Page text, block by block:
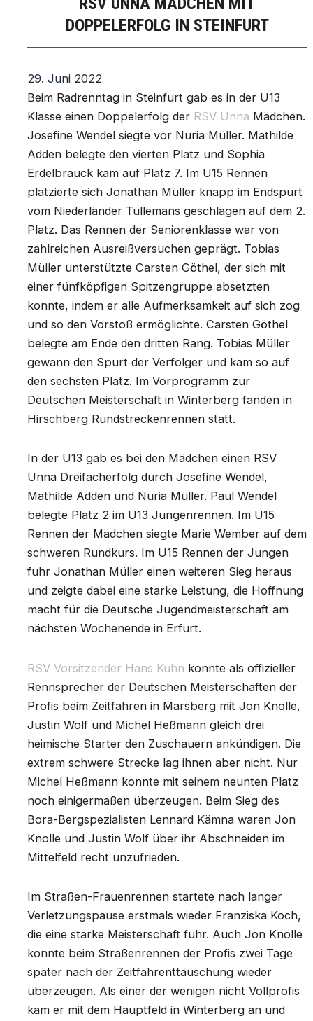
DOPPELERFOLG IN STEINFURT
29. Juni 2022
Beim Radrenntag in Steinfurt gab es in der U13
Klasse einen Doppelerfolg der RSV Unna Mädchen.
Josefine Wendel siegte vor Nuria Müller. Mathilde
Adden belegte den vierten Platz und Sophia
Erdelbrauck kam auf Platz 7. Im U15 Rennen
platzierte sich Jonathan Müller knapp im Endspurt
vom Niederländer Tullemans geschlagen auf dem 2.
Platz. Das Rennen der Seniorenklasse war von
zahlreichen Ausreißversuchen geprägt. Tobias
Müller unterstützte Carsten Göthel, der sich mit
einer fünfköpfigen Spitzengruppe absetzten
konnte, indem er alle Aufmerksamkeit auf sich zog
und so den Vorstoß ermöglichte. Carsten Göthel
belegte am Ende den dritten Rang. Tobias Müller
gewann den Spurt der Verfolger und kam so auf
den sechsten Platz. Im Vorprogramm zur
Deutschen Meisterschaft in Winterberg fanden in
Hirschberg Rundstreckenrennen statt.
In der U13 gab es bei den Mädchen einen RSV
Unna Dreifacherfolg durch Josefine Wendel,
Mathilde Adden und Nuria Müller. Paul Wendel
belegte Platz 2 im U13 Jungenrennen. Im U15
Rennen der Mädchen siegte Marie Wember auf dem
schweren Rundkurs. Im U15 Rennen der Jungen
fuhr Jonathan Müller einen weiteren Sieg heraus
und zeigte dabei eine starke Leistung, die Hoffnung
macht für die Deutsche Jugendmeisterschaft am
nächsten Wochenende in Erfurt.
RSV Vorsitzender Hans Kuhn konnte als offizieller
Rennsprecher der Deutschen Meisterschaften der
Profis beim Zeitfahren in Marsberg mit Jon Knolle,
Justin Wolf und Michel Heßmann gleich drei
heimische Starter den Zuschauern ankündigen. Die
extrem schwere Strecke lag ihnen aber nicht. Nur
Michel Heßmann konnte mit seinem neunten Platz
noch einigermaßen überzeugen. Beim Sieg des
Bora-Bergspezialisten Lennard Kämna waren Jon
Knolle und Justin Wolf über ihr Abschneiden im
Mittelfeld recht unzufrieden.
Im Straßen-Frauenrennen startete nach langer
Verletzungspause erstmals wieder Franziska Koch,
die eine starke Meisterschaft fuhr. Auch Jon Knolle
konnte beim Straßenrennen der Profis zwei Tage
später nach der Zeitfahrenttäuschung wieder
überzeugen. Als einer der wenigen nicht Vollprofis
kam er mit dem Hauptfeld in Winterberg an und